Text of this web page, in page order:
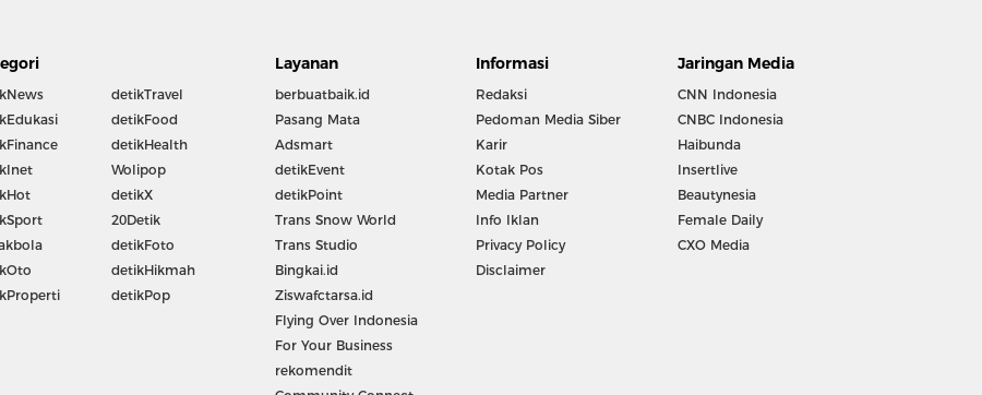
detikTravel
detikFood
detikHealth
Wolipop
detikX
20Detik
detikFoto
detikHikmah
detikPop
Layanan
berbuatbaik.id
Pasang Mata
Adsmart
detikEvent
detikPoint
Trans Snow World
Trans Studio
Bingkai.id
Ziswafctarsa.id
Flying Over Indonesia
For Your Business
rekomendit
Informasi
Redaksi
Pedoman Media Siber
Karir
Kotak Pos
Media Partner
Info Iklan
Privacy Policy
Disclaimer
Jaringan Media
CNN Indonesia
CNBC Indonesia
Haibunda
Insertlive
Beautynesia
Female Daily
CXO Media